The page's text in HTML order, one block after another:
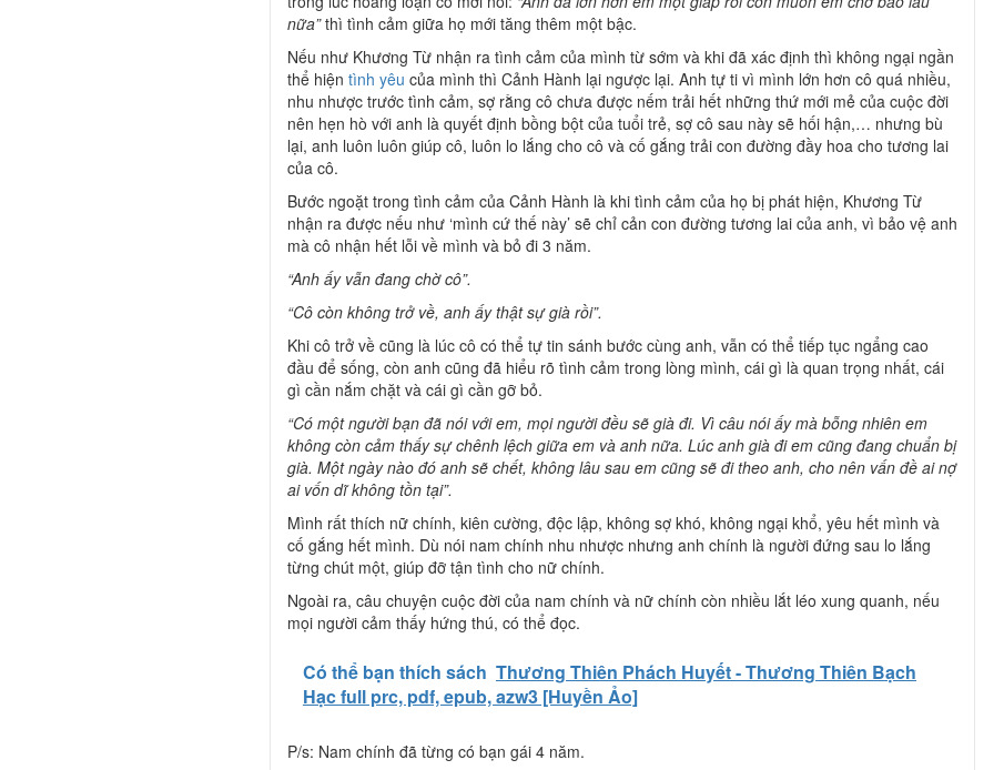
nữa”thì tình cảm giữa họ mới tăng thêm một bậc.
Nếu như Khương Từ nhận ra tình cảm của mình từ sớm và khi đã xác định thì không ngại ngần
thể hiện tình yêu của mình thì Cảnh Hành lại ngược lại. Anh tự ti vì mình lớn hơn cô quá nhiều,
nhu nhược trước tình cảm, sợ rằng cô chưa được nếm trải hết những thứ mới mẻ của cuộc đời
nên hẹn hò với anh là quyết định bồng bột của tuổi trẻ, sợ cô sau này sẽ hối hận,… nhưng bù
lại, anh luôn luôn giúp cô, luôn lo lắng cho cô và cố gắng trải con đường đầy hoa cho tương lai
của cô.
Bước ngoặt trong tình cảm của Cảnh Hành là khi tình cảm của họ bị phát hiện, Khương Từ
nhận ra được nếu như ‘mình cứ thế này’ sẽ chỉ cản con đường tương lai của anh, vì bảo vệ anh
mà cô nhận hết lỗi về mình và bỏ đi 3 năm.
“Anh ấy vẫn đang chờ cô”.
“Cô còn không trở về, anh ấy thật sự già rồi”.
Khi cô trở về cũng là lúc cô có thể tự tin sánh bước cùng anh, vẫn có thể tiếp tục ngẩng cao
đầu để sống, còn anh cũng đã hiểu rõ tình cảm trong lòng mình, cái gì là quan trọng nhất, cái
gì cần nắm chặt và cái gì cần gỡ bỏ.
“Có một người bạn đã nói với em, mọi người đều sẽ già đi. Vì câu nói ấy mà bỗng nhiên em
không còn cảm thấy sự chênh lệch giữa em và anh nữa. Lúc anh già đi em cũng đang chuẩn bị
già. Một ngày nào đó anh sẽ chết, không lâu sau em cũng sẽ đi theo anh, cho nên vấn đề ai nợ
ai vốn dĩ không tồn tại”.
Mình rất thích nữ chính, kiên cường, độc lập, không sợ khó, không ngại khổ, yêu hết mình và
cố gắng hết mình. Dù nói nam chính nhu nhược nhưng anh chính là người đứng sau lo lắng
từng chút một, giúp đỡ tận tình cho nữ chính.
Ngoài ra, câu chuyện cuộc đời của nam chính và nữ chính còn nhiều lắt léo xung quanh, nếu
mọi người cảm thấy hứng thú, có thể đọc.
Có thể bạn thích sách Thương Thiên Phách Huyết - Thương Thiên Bạch
Hạc full prc, pdf, epub, azw3 [Huyền Ảo]
P/s: Nam chính đã từng có bạn gái 4 năm.